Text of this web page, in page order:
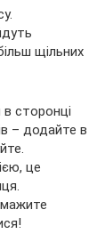
щільних
сторонці
– додайте в
це